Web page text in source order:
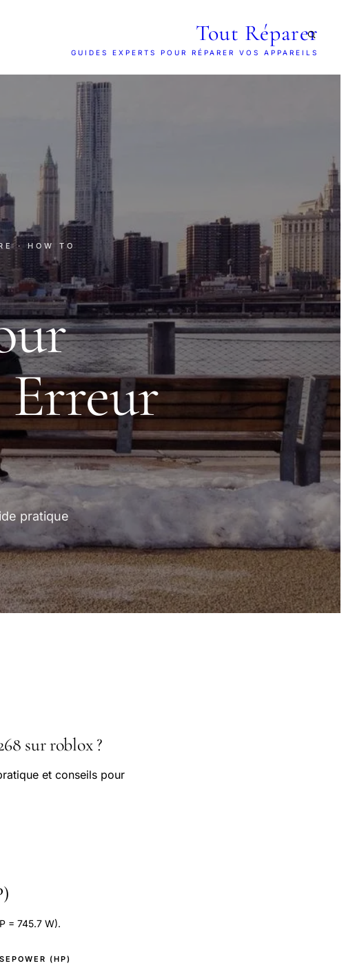
Tout Réparer
GUIDES EXPERTS POUR RÉPARER VOS APPAREILS
· HOW TO
Erreur
pratique
sur roblox ?
et conseils pour
= 745.7 W).
(HP)